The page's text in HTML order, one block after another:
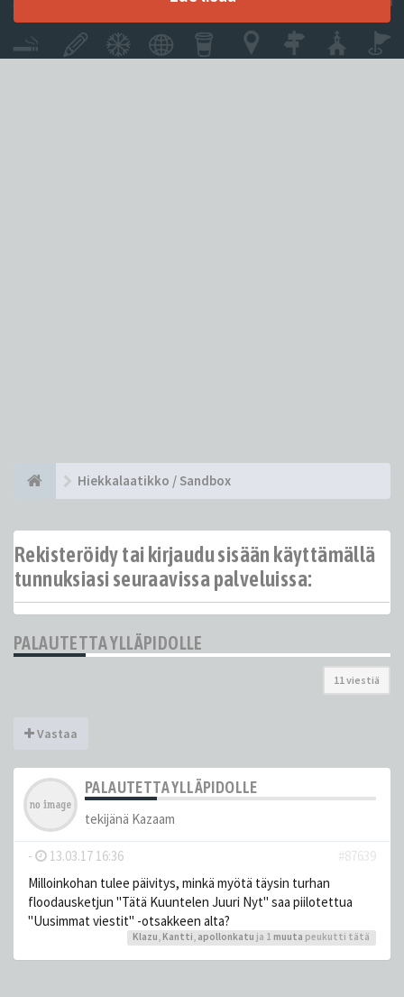
Hiekkalaatikko / Sandbox
Rekisteröidy tai kirjaudu sisään käyttämällä
tunnuksiasi seuraavissa palveluissa:
PALAUTETTA YLLÄPIDOLLE
11 viestiä
Vastaa
PALAUTETTA YLLÄPIDOLLE
tekijänä Kazaam
- 13.03.17 16:36
#87639
Milloinkohan tulee päivitys, minkä myötä täysin turhan
floodausketjun "Tätä Kuuntelen Juuri Nyt" saa piilotettua
"Uusimmat viestit" -otsakkeen alta?
Klazu, Kantti, apollonkatu ja 1 muuta peukutti tätä